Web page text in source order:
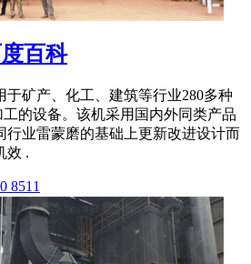
百科
于矿产、化工、建筑等行业280多种
的设备。该机采用国内外同类产品
行业雷蒙磨的基础上更新改进设计而
效 .
8511